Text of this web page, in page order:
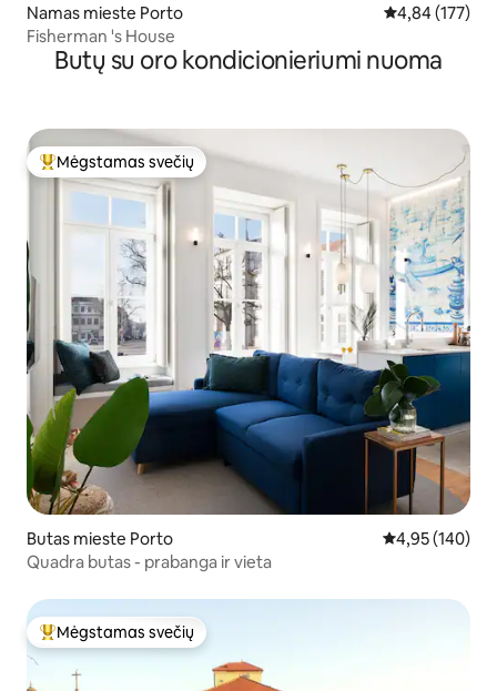
Namas mieste Porto Vidutinis
4,84 (177)
Fisherman 's House
Butų su oro kondicionieriumi nuoma
Svečių mėgstamiausias
Mėgstamas svečių
Butas mieste Porto Vidutinis
4,95 (140)
Quadra butas - prabanga ir vieta
Svečių mėgstamiausias
Mėgstamas svečių